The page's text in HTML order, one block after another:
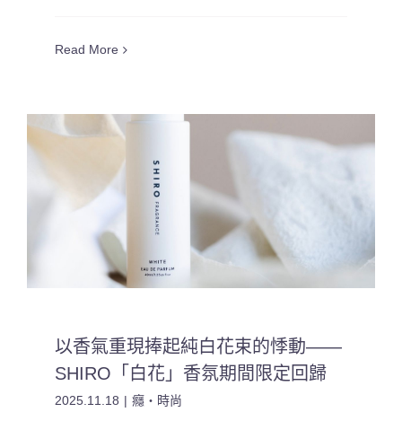
Read More
以香氣重現捧起純白花束的悸動——
SHIRO「白花」香氛期間限定回歸
2025.11.18 | 癮・時尚